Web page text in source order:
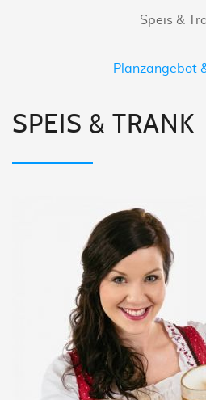
Speis &
Planzangebot
SPEIS & TRANK